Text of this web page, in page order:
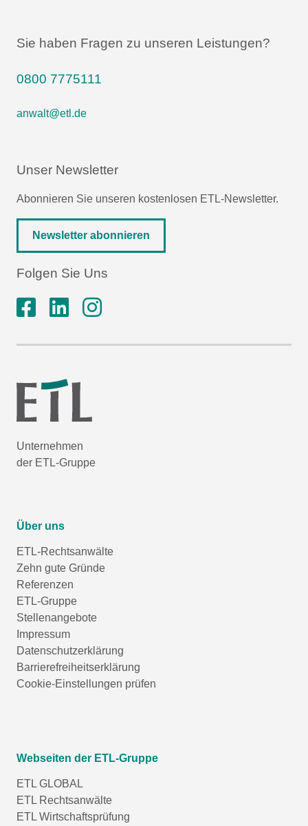
Sie haben Fragen zu unseren Leistungen?
0800 7775111
anwalt@etl.de
Unser Newsletter
Abonnieren Sie unseren kostenlosen ETL-Newsletter.
Newsletter abonnieren
Folgen Sie Uns
Unternehmen
der ETL-Gruppe
Über uns
ETL-Rechtsanwälte
Zehn gute Gründe
Referenzen
ETL-Gruppe
Stellenangebote
Impressum
Datenschutzerklärung
Barrierefreiheitserklärung
Cookie-Einstellungen prüfen
Webseiten der ETL-Gruppe
ETL GLOBAL
ETL Rechtsanwälte
ETL Wirtschaftsprüfung